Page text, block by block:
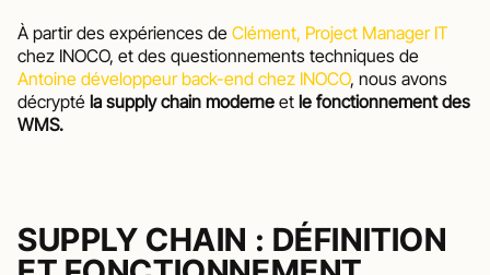
À partir des expériences de Clément, Project Manager IT
Antoine développeur back-end chez INOCO, nous avons
décrypté la supply chain moderne et le fonctionnement des
WMS.
SUPPLY CHAIN : DÉFINITION